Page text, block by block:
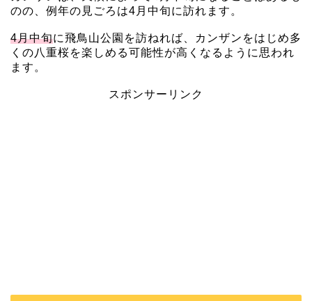
のの、例年の見ごろは4月中旬に訪れます。
4月中旬に飛鳥山公園を訪ねれば、カンザンをはじめ多
くの八重桜を楽しめる可能性が高くなるように思われ
ます。
スポンサーリンク